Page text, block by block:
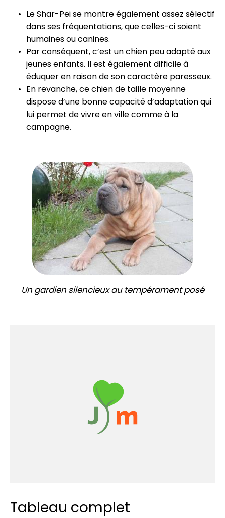
Le Shar-Pei se montre également assez sélectif
dans ses fréquentations, que celles-ci soient
humaines ou canines.
Par conséquent, c’est un chien peu adapté aux
jeunes enfants. Il est également difficile à
éduquer en raison de son caractère paresseux.
En revanche, ce chien de taille moyenne
dispose d’une bonne capacité d’adaptation qui
lui permet de vivre en ville comme à la
campagne.
Un gardien silencieux au tempérament posé
Tableau complet